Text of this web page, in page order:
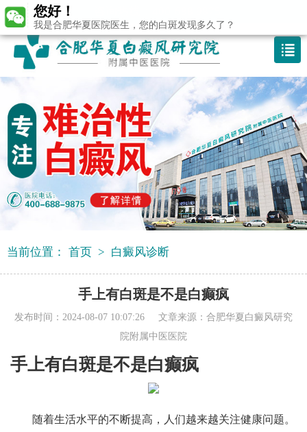
当前位置： 首页 > 白癜风诊断
手上有白斑是不是白癫疯
发布时间：2024-08-07 10:07:26 文章来源： 合肥华夏白癜风研究
院附属中医医院
手上有白斑是不是白癫疯
随着生活水平的不断提高，人们越来越关注健康问题。
您好！
我是合肥华夏医院医生，您的白斑发现多久了？